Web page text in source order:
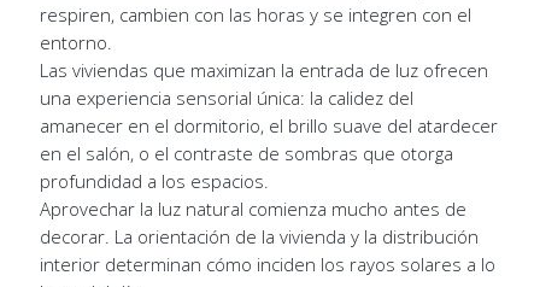
respiren, cambien con las horas y se integren con el
entorno.
Las viviendas que maximizan la entrada de luz ofrecen
una experiencia sensorial única: la calidez del
amanecer en el dormitorio, el brillo suave del atardecer
en el salón, o el contraste de sombras que otorga
profundidad a los espacios.
Aprovechar la luz natural comienza mucho antes de
decorar. La orientación de la vivienda y la distribución
interior determinan cómo inciden los rayos solares a lo